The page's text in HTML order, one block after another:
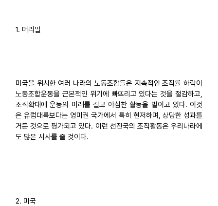
1. 머리말
미국을 위시한 여러 나라의 노동조합들은 지속적인 조직률 하락이
노동조합운동을 근본적인 위기에 빠뜨리고 있다는 것을 절감하고,
조직확대에 운동의 미래를 걸고 야심찬 활동을 벌이고 있다. 이것
은 유럽대륙보다는 영미권 국가에서 특히 현저하며, 상당한 성과를
거둔 것으로 평가되고 있다. 이런 선진국의 조직활동은 우리나라에
도 많은 시사를 줄 것이다.
2. 미국